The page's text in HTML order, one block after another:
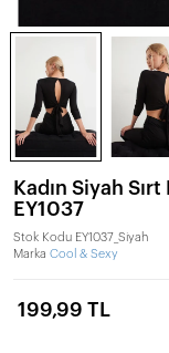
Kadın Siyah
EY1037
Stok Kodu EY1037_Siyah
Marka Cool & Sexy
199,99 TL